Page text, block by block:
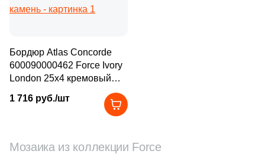
Бордюр Atlas Concorde
600090000462 Force Ivory
London 25x4 кремовый
камень
1 716 руб./шт
Мозаика из коллекции Force